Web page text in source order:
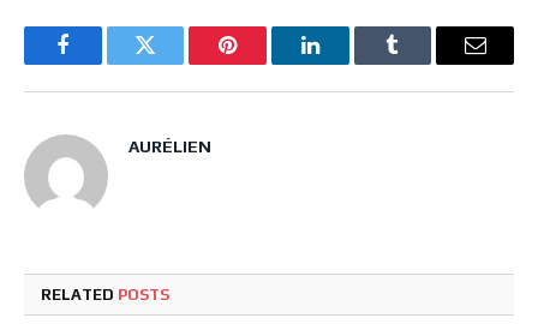
FacebookTwitter Pinterest LinkedInTumblr Email
AURÉLIEN
RELATED POSTS